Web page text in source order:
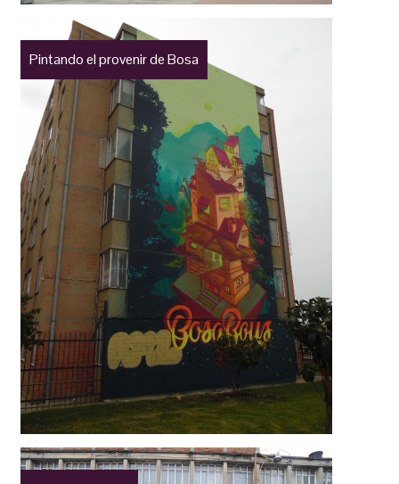
Pintando el provenir de Bosa